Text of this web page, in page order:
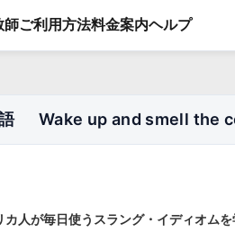
師ご利用方法料金案内ヘルプ
語 Wake up and smell the
カ人が毎日使うスラング・イディオムを